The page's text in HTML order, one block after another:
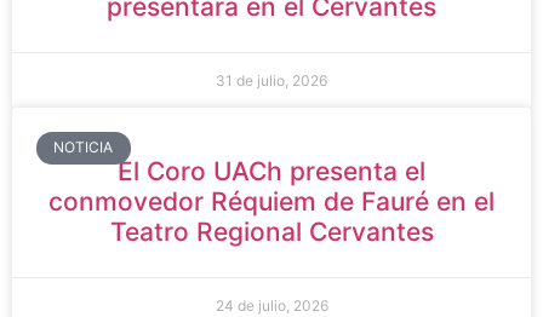
presentará en el Cervantes
31 de julio, 2026
NOTICIA
El Coro UACh presenta el
conmovedor Réquiem de Fauré en el
Teatro Regional Cervantes
24 de julio, 2026